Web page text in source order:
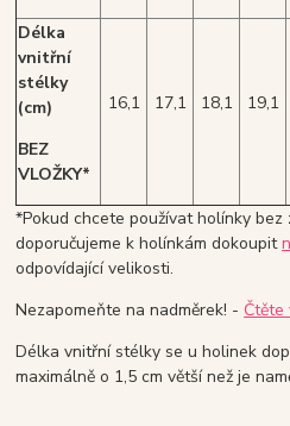
Délka
vnitřní
stélky
(cm)
BEZ
VLOŽKY*
16,1 17,1 18,1 19,1
*Pokud chcete používat holínky bez
doporučujeme k holínkám dokoupit
odpovídající velikosti.
Nezapomeňte na nadměrek! - Čtěte
Délka vnitřní stélky se u holinek
maximálně o 1,5 cm větší než je